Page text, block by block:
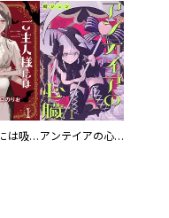
ご主人様には吸わせません！ 【連載版】 アンテイアの心臓 【連載版】